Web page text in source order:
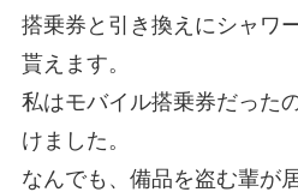
搭乗券と引き換えにシャワ
貰えます。
私はモバイル搭乗券だった
けました。
なんでも、備品を盗む輩が